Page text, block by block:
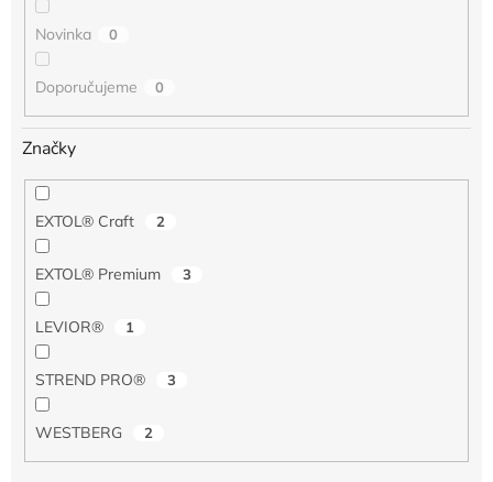
Novinka 0
Doporučujeme 0
Značky
EXTOL® Craft 2
EXTOL® Premium 3
LEVIOR® 1
STREND PRO® 3
WESTBERG 2